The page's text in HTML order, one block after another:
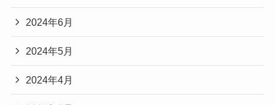
2024年6月
2024年5月
2024年4月